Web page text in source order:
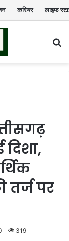
करियर लाइफ
तर्ज पर
319